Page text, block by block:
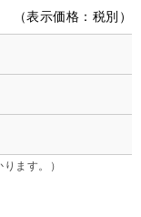
（表示価格：税別）
ます。）